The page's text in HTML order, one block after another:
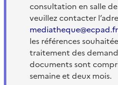
consultation en salle
veuillez contacter
mediatheque@ecpad.fr
les références
traitement des
documents sont
semaine et deux mois.